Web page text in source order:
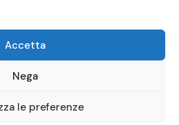
Accetta
Nega
le preferenze
– C.F.: 94065880364 –
News Iscrizioni